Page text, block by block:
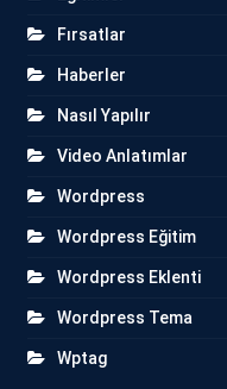
Fırsatlar
Haberler
Nasıl Yapılır
Video Anlatımlar
Wordpress
Wordpress Eğitim
Wordpress Eklenti
Wordpress Tema
Wptag